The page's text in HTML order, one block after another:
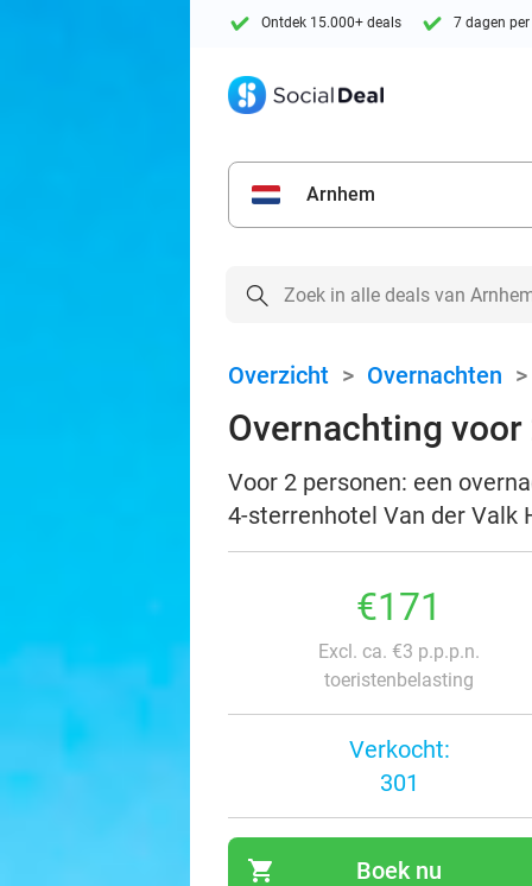
Ontdek 15.000+ deals 7 dagen
Arnhem
Overzicht > Overnachten >
Overnachting
Voor 2 personen: een
4-sterrenhotel Van der Valk
€171
Excl. ca. €3 p.p.p.n.
toeristenbelasting
Verkocht:
301
shopping_cart Boek nu